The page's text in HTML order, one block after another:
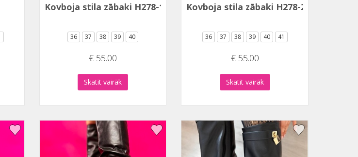
Kovboja stila zābaki H278-1A
36 37 38 39 40
€ 55.00
Skatīt vairāk
Kovboja stila zābaki H278-2B
36 37 38 39 40 41
€ 55.00
Skatīt vairāk